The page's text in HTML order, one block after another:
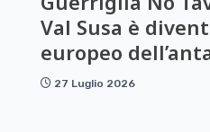
Val Susa è
europeo
27 Luglio 2026